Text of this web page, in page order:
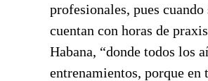
profesionales, pues
cuentan con horas de
Habana, “donde todos los
entrenamientos, porque en